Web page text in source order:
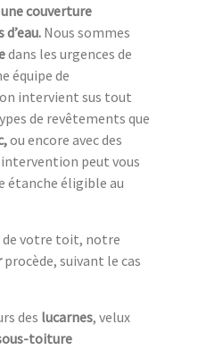
couverture
Nous sommes
dans les urgences de
équipe de
intervient sus tout
de revêtements que
ou encore avec des
peut vous
étanche éligible au
de votre toit, notre
procède, suivant le cas
des lucarnes, velux
toiture